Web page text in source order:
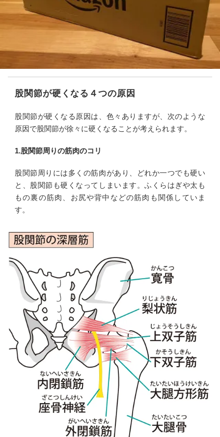
股関節が硬くなる４つの原因
股関節が硬くなる原因は、色々ありますが、次のような
原因で股関節が徐々に硬くなることが考えられます。
1.股関節周りの筋肉のコリ
股関節周りには多くの筋肉があり、どれか一つでも硬い
と、股関節も硬くなってしまいます。ふくらはぎや太も
もの裏の筋肉、お尻や背中などの筋肉も関係していま
す。